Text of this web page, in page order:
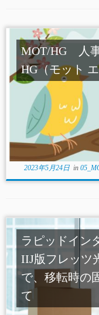
MOT/HG 人
HG（モット
2023年5月24日in
ラピッドイン
IIJ版フレッツ
で、移転時の
て